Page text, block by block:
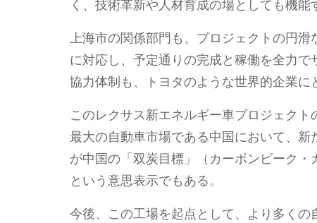
く、技術革新や人材育成の場としても機能
上海市の関係部門も、プロジェクトの円
に対応し、予定通りの完成と稼働を全力
協力体制も、トヨタのような世界的企業に
このレクサス新エネルギー車プロジェク
最大の自動車市場である中国において、
が中国の「双炭目標」（カーボンピーク
という意思表示でもある。
今後、この工場を起点として、より多く